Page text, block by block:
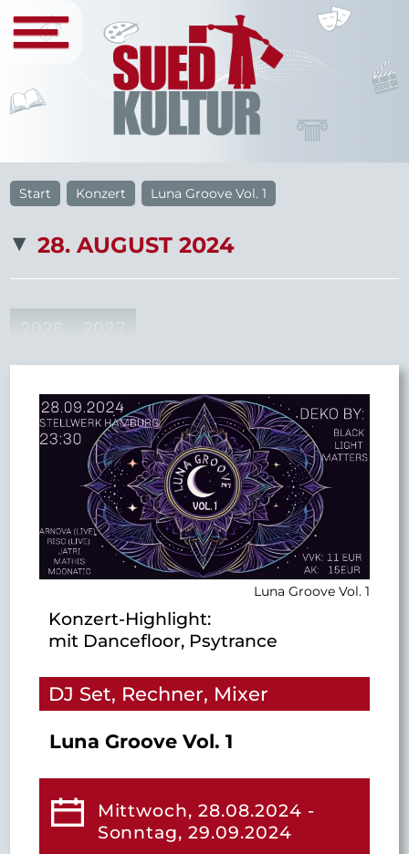
Start Konzert Luna Groove Vol. 1
28. AUGUST 2024
Luna Groove Vol. 1
Konzert-Highlight:
mit Dancefloor, Psytrance
DJ Set, Rechner, Mixer
Luna Groove Vol. 1
Mittwoch, 28.08.2024 -
Sonntag, 29.09.2024